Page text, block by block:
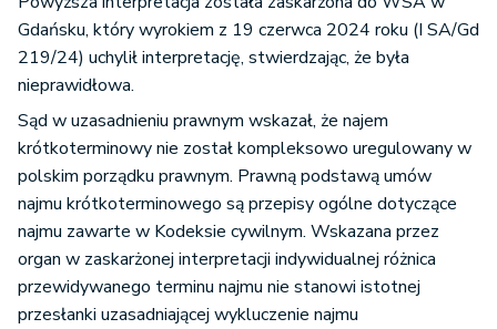
Gdańsku, który wyrokiem z 19 czerwca 2024 roku (I SA/Gd
219/24) uchylił interpretację, stwierdzając, że była
nieprawidłowa.
Sąd w uzasadnieniu prawnym wskazał, że najem
krótkoterminowy nie został kompleksowo uregulowany w
polskim porządku prawnym. Prawną podstawą umów
najmu krótkoterminowego są przepisy ogólne dotyczące
najmu zawarte w Kodeksie cywilnym. Wskazana przez
organ w zaskarżonej interpretacji indywidualnej różnica
przewidywanego terminu najmu nie stanowi istotnej
przesłanki uzasadniającej wykluczenie najmu